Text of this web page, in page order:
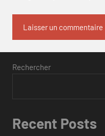
Rechercher
Recent Posts